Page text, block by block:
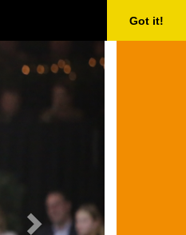
Got it!